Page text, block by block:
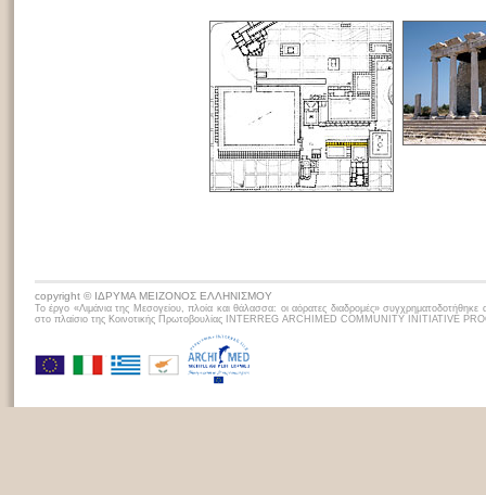
copyright © ΙΔΡΥΜΑ ΜΕΙΖΟΝΟΣ ΕΛΛΗΝΙΣΜΟΥ
Το έργο «Λιμάνια της Μεσογείου, πλoία και θάλασσα: οι αόρατες διαδρομές»
στο πλαίσιο της Κοινοτικής Πρωτοβουλίας INTERREG ARCHIMED COMMUNITY INITIATIVE